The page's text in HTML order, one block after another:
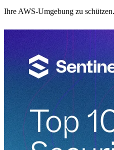
Ihre AWS-Umgebung zu schützen.